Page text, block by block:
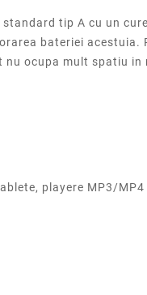
tip A cu un
bateriei acestuia.
ocupa mult spatiu in
playere MP3/MP4